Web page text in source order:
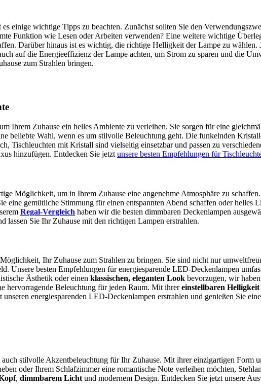
einige wichtige Tipps zu beachten. Zunächst sollten Sie den
Funktion wie Lesen oder Arbeiten verwenden? Eine weitere wichtige
Darüber hinaus ist es wichtig, die richtige Helligkeit der Lampe zu
auf die Energieeffizienz der Lampe achten, um Strom zu sparen und die
zum Strahlen bringen.
Ihrem Zuhause ein helles Ambiente zu verleihen. Sie sorgen für eine
beliebte Wahl, wenn es um stilvolle Beleuchtung geht. Die funkelnden
Tischleuchten mit Kristall sind vielseitig einsetzbar und passen zu
hinzufügen. Entdecken Sie jetzt unsere besten Empfehlungen für
Möglichkeit, um in Ihrem Zuhause eine angenehme Atmosphäre zu
eine gemütliche Stimmung für einen entspannten Abend schaffen oder
Regal-Vergleich haben wir die besten dimmbaren Deckenlampen
lassen Sie Ihr Zuhause mit den richtigen Lampen erstrahlen.
Ihr Zuhause zum Strahlen zu bringen. Sie sind nicht nur
Unsere besten Empfehlungen für energiesparende LED-Deckenlampen
Ästhetik oder einen klassischen, eleganten Look bevorzugen, wir
hervorragende Beleuchtung für jeden Raum. Mit ihrereinstellbaren
energiesparenden LED-Deckenlampen erstrahlen und genießen Sie
stilvolle Akzentbeleuchtung für Ihr Zuhause. Mit ihrer einzigartigen Form
oder Ihrem Schlafzimmer eine romantische Note verleihen möchten,
, dimmbarem Lichtund modernem Design. Entdecken Sie jetzt unsere